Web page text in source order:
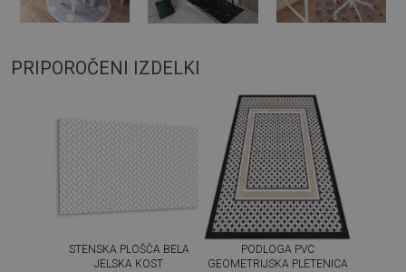
PRIPOROČENI IZDELKI
STENSKA PLOŠČA BELA
JELSKA KOST
PODLOGA PVC
GEOMETRIJSKA PLETENICA